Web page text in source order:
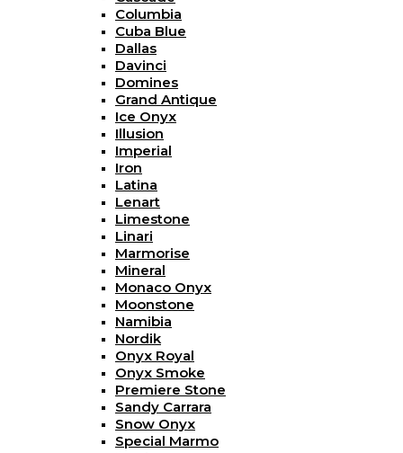
Columbia
Cuba Blue
Dallas
Davinci
Domines
Grand Antique
Ice Onyx
Illusion
Imperial
Iron
Latina
Lenart
Limestone
Linari
Marmorise
Mineral
Monaco Onyx
Moonstone
Namibia
Nordik
Onyx Royal
Onyx Smoke
Premiere Stone
Sandy Carrara
Snow Onyx
Special Marmo